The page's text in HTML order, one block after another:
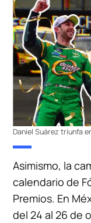
Daniel Suárez triunfa
Asimismo, la
calendario de
Premios. En
del 24 al 26 de